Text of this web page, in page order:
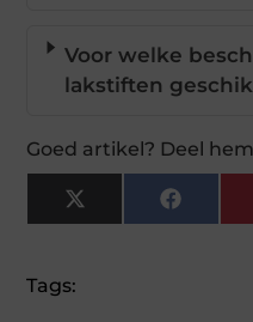
Voor welke
lakstiften
Goed artikel? Deel
X
(Twitter)
Tags: